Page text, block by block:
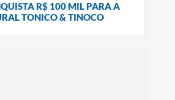
R$ 100 MIL PARA A
TONICO & TINOCO